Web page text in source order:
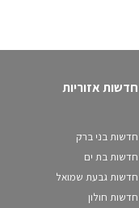
חדשות אזוריות
חדשות בני ברק
חדשות בת ים
חדשות גבעת שמואל
חדשות חולון